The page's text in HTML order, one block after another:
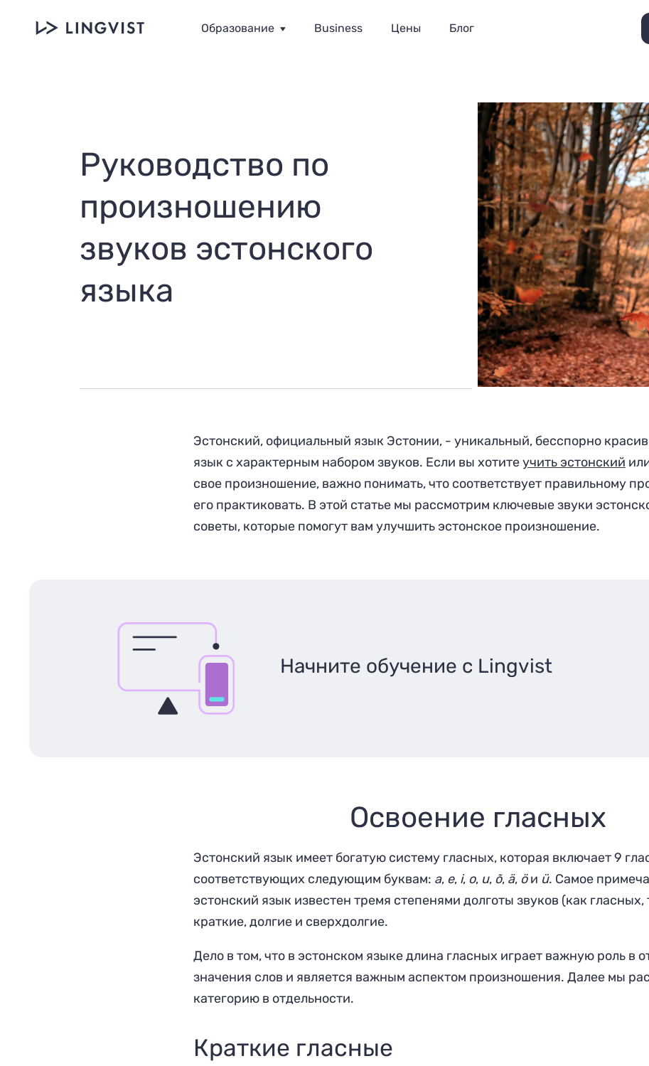
Образование Business Цены Блог
Руководство по
произношению
звуков эстонского
языка
Эстонский, официальный язык Эстонии, - уникальный, бесспорно
язык с характерным набором звуков. Если вы хотитеучить эстонский
свое произношение, важно понимать, что соответствует правильному
его практиковать. В этой статье мы рассмотрим ключевые звуки
советы, которые помогут вам улучшить эстонское произношение.
Начните обучение с Lingvist
Освоение гласных
Эстонский язык имеет богатую систему гласных, которая включает 9
соответствующих следующим буквам: a, e, i, o, u, õ, ä, öи ü. Самое
эстонский язык известен тремя степенями долготы звуков (как
краткие, долгие и сверхдолгие.
Дело в том, что в эстонском языке длина гласных играет важную роль в
значения слов и является важным аспектом произношения. Далее мы
категорию в отдельности.
Краткие гласные